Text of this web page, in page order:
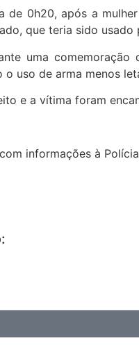
de 0h20, após a
que teria sido usado
uma
o uso de arma menos
e a vítima foram
informações à